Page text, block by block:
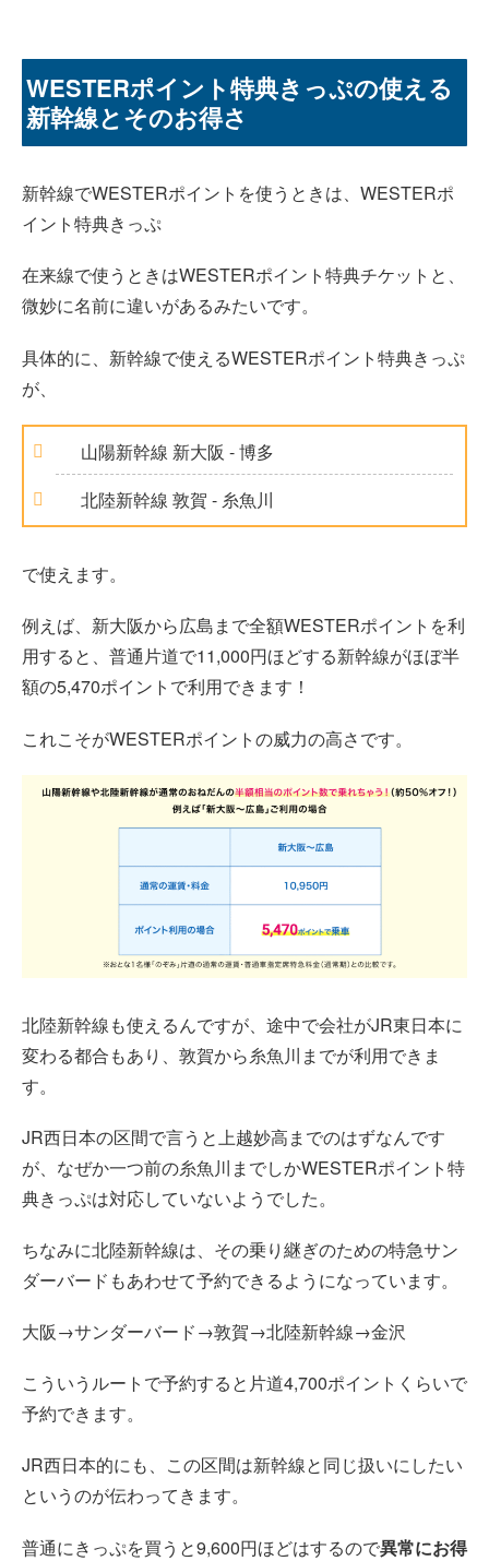
WESTERポイント特典きっぷの使える
新幹線とそのお得さ
新幹線でWESTERポイントを使うときは、WESTERポ
イント特典きっぷ
在来線で使うときはWESTERポイント特典チケットと、
微妙に名前に違いがあるみたいです。
具体的に、新幹線で使えるWESTERポイント特典きっぷ
が、
山陽新幹線 新大阪 - 博多
北陸新幹線 敦賀 - 糸魚川
で使えます。
例えば、新大阪から広島まで全額WESTERポイントを利
用すると、普通片道で11,000円ほどする新幹線がほぼ半
額の5,470ポイントで利用できます！
これこそがWESTERポイントの威力の高さです。
北陸新幹線も使えるんですが、途中で会社がJR東日本に
変わる都合もあり、敦賀から糸魚川までが利用できま
す。
JR西日本の区間で言うと上越妙高までのはずなんです
が、なぜか一つ前の糸魚川までしかWESTERポイント特
典きっぷは対応していないようでした。
ちなみに北陸新幹線は、その乗り継ぎのための特急サン
ダーバードもあわせて予約できるようになっています。
大阪→サンダーバード→敦賀→北陸新幹線→金沢
こういうルートで予約すると片道4,700ポイントくらいで
予約できます。
JR西日本的にも、この区間は新幹線と同じ扱いにしたい
というのが伝わってきます。
普通にきっぷを買うと9,600円ほどはするので異常にお得